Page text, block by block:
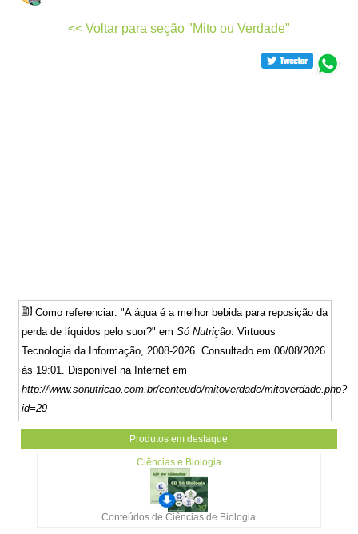
<< Voltar para seção "Mito ou Verdade"
Como referenciar: "A água é a melhor bebida para reposição da
perda de líquidos pelo suor?" emSó Nutrição . Virtuous
Tecnologia da Informação, 2008-2026. Consultado em 06/08/2026
às 19:01. Disponível na Internet em
http://www.sonutricao.com.br/conteudo/mitoverdade/mitoverdade.php?
id=29
Produtos em destaque
Ciências e Biologia
Conteúdos de Ciências de Biologia